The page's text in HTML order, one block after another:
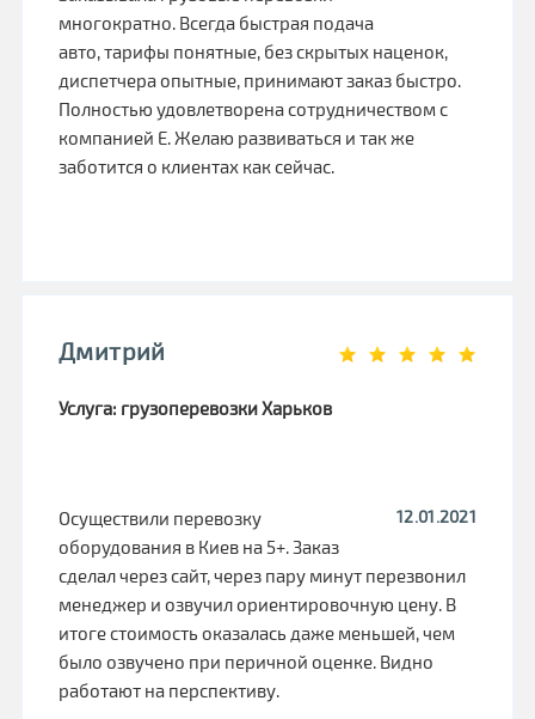
многократно. Всегда быстрая подача
авто, тарифы понятные, без скрытых наценок,
диспетчера опытные, принимают заказ быстро.
Полностью удовлетворена сотрудничеством с
компанией Е. Желаю развиваться и так же
заботится о клиентах как сейчас.
Дмитрий
Услуга: грузоперевозки Харьков
12.01.2021
Осуществили перевозку
оборудования в Киев на 5+. Заказ
сделал через сайт, через пару минут перезвонил
менеджер и озвучил ориентировочную цену. В
итоге стоимость оказалась даже меньшей, чем
было озвучено при перичной оценке. Видно
работают на перспективу.